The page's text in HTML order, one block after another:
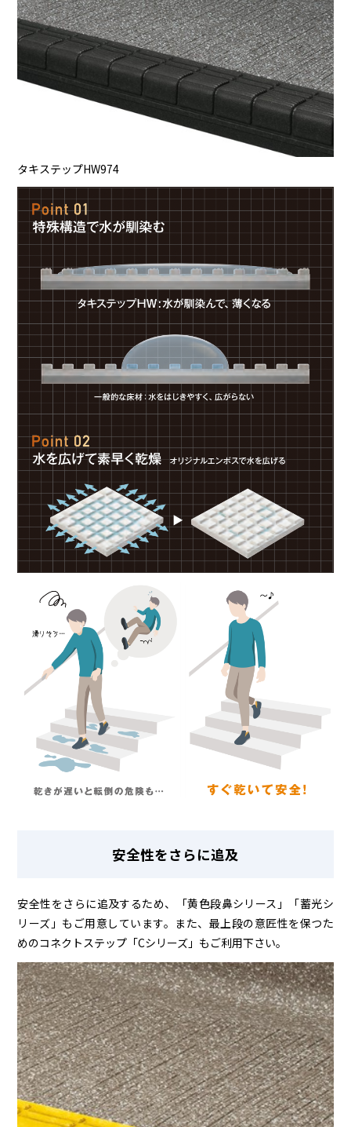
タキステップHW974
安全性をさらに追及
安全性をさらに追及するため、「黄色段鼻シリース」「蓄光シ
リーズ」もご用意しています。また、最上段の意匠性を保つた
めのコネクトステップ「Cシリーズ」もご利用下さい。